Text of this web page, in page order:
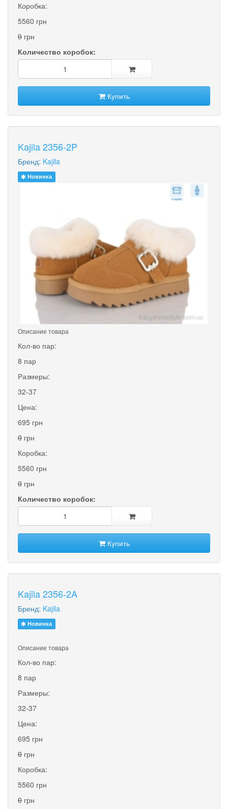
Коробка:
5560 грн
0 грн
Количество коробок:
Купить
Kajila 2356-2P
Бренд: Kajila
Новинка
Описание товара
Кол-во пар:
8 пар
Размеры:
32-37
Цена:
695 грн
0 грн
Коробка:
5560 грн
0 грн
Количество коробок:
Купить
Kajila 2356-2A
Бренд: Kajila
Новинка
Описание товара
Кол-во пар:
8 пар
Размеры:
32-37
Цена:
695 грн
0 грн
Коробка:
5560 грн
0 грн